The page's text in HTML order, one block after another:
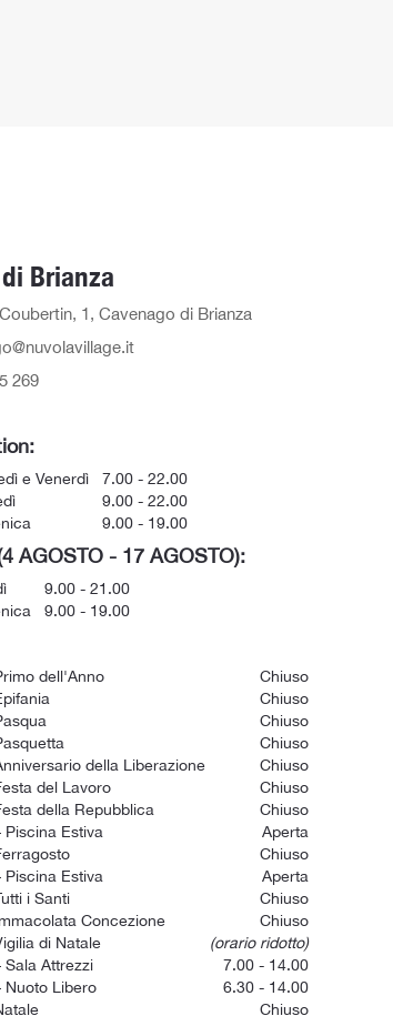
Brianza
1, Cavenago di Brianza
269
e Venerdì 7.00 - 22.00
9.00 - 22.00
9.00 - 19.00
AGOSTO - 17 AGOSTO):
9.00 - 21.00
9.00 - 19.00
dell'Anno
Chiuso
Chiuso
Chiuso
Chiuso
della Liberazione
Chiuso
del Lavoro
Chiuso
della Repubblica
Chiuso
Piscina Estiva
Aperta
Chiuso
Piscina Estiva
Aperta
i Santi
Chiuso
Concezione
Chiuso
di Natale
(orario ridotto)
Sala Attrezzi
7.00 - 14.00
Nuoto Libero
6.30 - 14.00
Chiuso